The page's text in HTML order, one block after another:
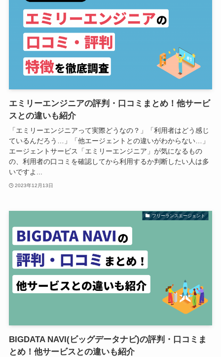
エミリーエンジニアの評判・口コミまとめ！他サービ
スとの違いも紹介
「エミリーエンジニアって実際どうなの？」「利用者はどう感じ
ているんだろう…」「他エージェントとの違いがわからない…」
エージェントサービス「エミリーエンジニア」が気になるもの
の、利用者の口コミを確認してから利用するか判断したい人は多
いですよ...
2023年12月13日
フリーランスエージェント
BIGDATA NAVI(ビッグデータナビ)の評判・口コミま
とめ！他サービスとの違いも紹介